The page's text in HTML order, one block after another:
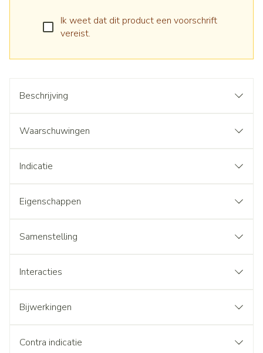
Ik weet dat dit product een voorschrift
vereist.
Beschrijving
Waarschuwingen
Indicatie
Eigenschappen
Samenstelling
Interacties
Bijwerkingen
Contra indicatie